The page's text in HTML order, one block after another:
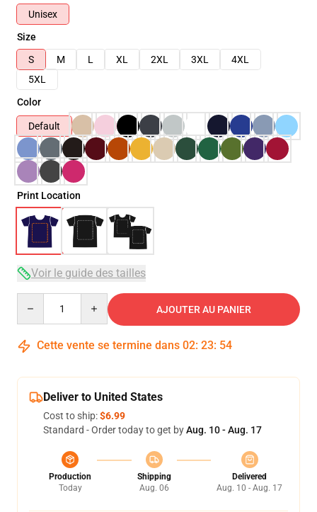
Unisex
Size
S
M L XL 2XL 3XL
4XL
5XL
Color
Default
Print Location
Voir le guide des tailles
AJOUTER AU PANIER
Cette vente se termine dans 02: 23: 54
Deliver to United States
Cost to ship:$6.99
Standard - Order today to get byAug. 10 - Aug. 17
Production
Today
Shipping
Aug. 06
Delivered
Aug. 10 - Aug. 17